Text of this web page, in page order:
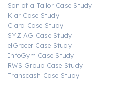
Son of a Tailor Case Study
Klar Case Study
Clara Case Study
SYZ AG Case Study
elGrocer Case Study
InfoGym Case Study
RWS Group Case Study
Transcash Case Study